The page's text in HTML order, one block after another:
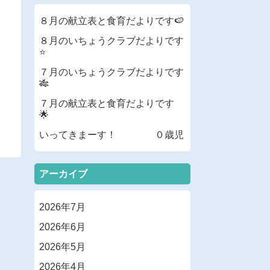
８月の献立表と食育だよりです🍉
８月のいちょうクラブだよりです
⭐
７月のいちょうクラブだよりです
🎋
７月の献立表と食育だよりです
🌟
いってきまーす！ ０歳児
アーカイブ
2026年7月
2026年6月
2026年5月
2026年4月